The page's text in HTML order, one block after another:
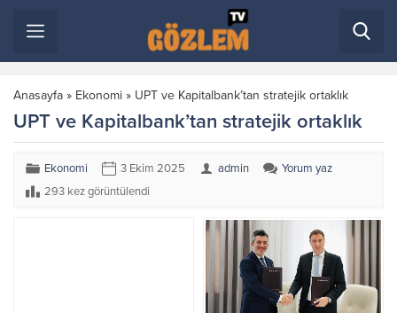
Anasayfa » Ekonomi » UPT ve Kapitalbank’tan stratejik ortaklık
UPT ve Kapitalbank’tan stratejik ortaklık
Ekonomi 3 Ekim 2025 admin
Yorum yaz
293 kez görüntülendi